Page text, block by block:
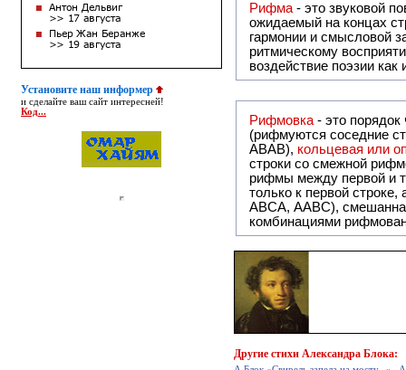
Установите наш информер
и сделайте ваш сайт интересней!
Код...
Рифма - это звуковой повтор, традиционно используемый в поэзии и, как
ожидаемый на концах
гармонии и смысловой
ритмическому
воздействие поэзии
Рифмовка - это
(рифмуются соседние
ABAB), кольцевая или
строки со смежной
рифмы между первой и
только к первой
ABCA, AABC), смешанная или вольная рифмовка (рифмовка в сложных строфах с различными
комбинациями
Другие стихи Александра Блока: